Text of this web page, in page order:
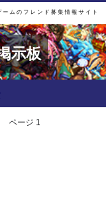
ームのフレンド募集情報サイト
示板
ページ 1